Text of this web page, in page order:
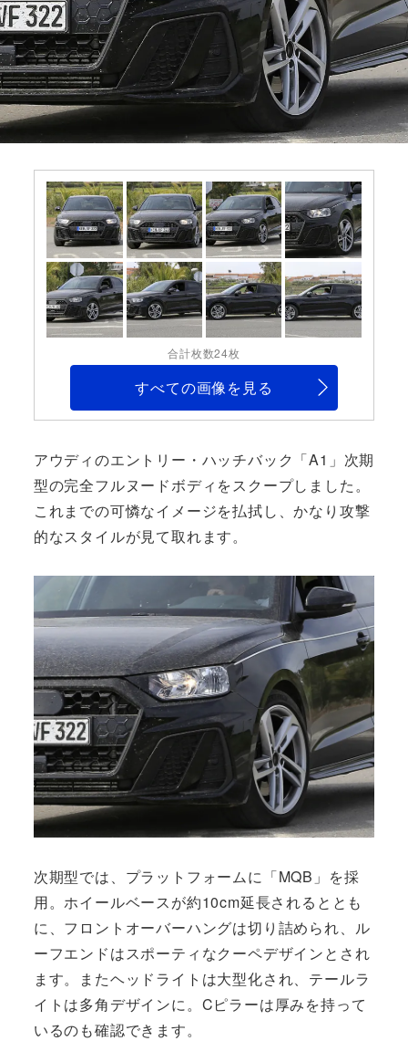
合計枚数24枚
すべての画像を見る
アウディのエントリー・ハッチバック「A1」次期
型の完全フルヌードボディをスクープしました。
これまでの可憐なイメージを払拭し、かなり攻撃
的なスタイルが見て取れます。
次期型では、プラットフォームに「MQB」を採
用。ホイールベースが約10cm延長されるととも
に、フロントオーバーハングは切り詰められ、ル
ーフエンドはスポーティなクーペデザインとされ
ます。またヘッドライトは大型化され、テールラ
イトは多角デザインに。Cピラーは厚みを持って
いるのも確認できます。